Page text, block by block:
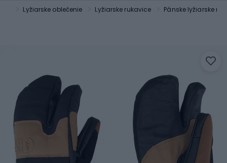
Lyžiarske oblečenie Lyžiarske rukavice Pánske lyžiarske